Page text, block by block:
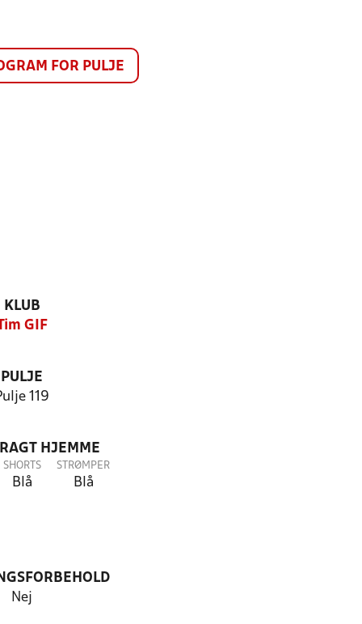
FOR PULJE
KLUB
GIF
PULJE
119
HJEMME
SHORTS
Blå
STRØMPER
Blå
Nej